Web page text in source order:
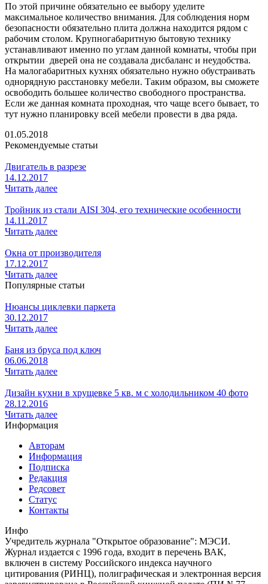
По этой причине обязательно ее выбору уделите
максимальное количество внимания. Для соблюдения норм
безопасности обязательно плита должна находится рядом с
рабочим столом. Крупногабаритную бытовую технику
устанавливают именно по углам данной комнаты, чтобы при
открытии дверей она не создавала дисбаланс и неудобства.
На малогабаритных кухнях обязательно нужно обустраивать
однорядную расстановку мебели. Таким образом, вы сможете
освободить большее количество свободного пространства.
Если же данная комната проходная, что чаще всего бывает, то
тут нужно планировку всей мебели провести в два ряда.
01.05.2018
Рекомендуемые статьи
Двигатель в разрезе
14.12.2017
Читать далее
Тройник из стали AISI 304, его технические особенности
14.11.2017
Читать далее
Окна от производителя
17.12.2017
Читать далее
Популярные статьи
Нюансы циклевки паркета
30.12.2017
Читать далее
Баня из бруса под ключ
06.06.2018
Читать далее
Дизайн кухни в хрущевке 5 кв. м с холодильником 40 фото
28.12.2016
Читать далее
Информация
Авторам
Информация
Подписка
Редакция
Редсовет
Статус
Контакты
Инфо
Учредитель журнала "Открытое образование": МЭСИ.
Журнал издается с 1996 года, входит в перечень ВАК,
включен в систему Российского индекса научного
цитирования (РИНЦ), полиграфическая и электронная версия